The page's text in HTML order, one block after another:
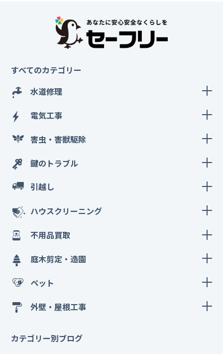
すべてのカテゴリー
水道修理
電気工事
害虫・害獣駆除
鍵のトラブル
引越し
ハウスクリーニング
不用品買取
庭木剪定・造園
ペット
外壁・屋根工事
カテゴリー別ブログ